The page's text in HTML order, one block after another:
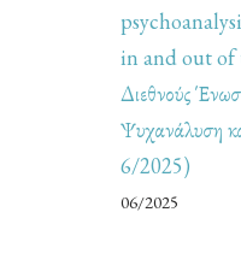
in and out of
Διεθνούς
Ψυχανάλυση
6/2025)
06/2025